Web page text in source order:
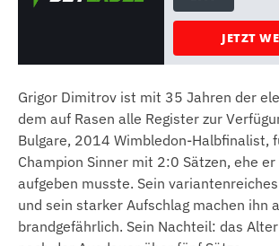
JETZT
Grigor Dimitrov ist mit 35 Jahren der
dem auf Rasen alle Register zur
Bulgare, 2014 Wimbledon-Halbfinalist,
Champion Sinner mit 2:0 Sätzen, ehe
aufgeben musste. Sein
und sein starker Aufschlag machen ihn
brandgefährlich. Sein Nachteil: das